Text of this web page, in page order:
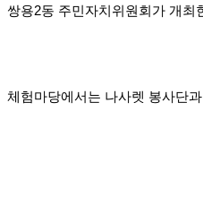
쌍용2동 주민자치위원회가 개
체험마당에서는 나사렛 봉사단